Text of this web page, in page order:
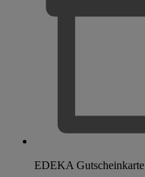
EDEKA Gutscheinkarte